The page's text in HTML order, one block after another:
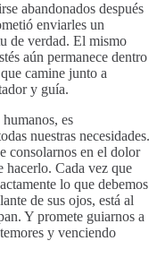
abandonados después
enviarles un
de verdad. El mismo
aún permanece dentro
camine junto a
y guía.
es
nuestras necesidades.
consolarnos en el dolor
hacerlo. Cada vez que
lo que debemos
de sus ojos, está al
Y promete guiarnos a
y venciendo